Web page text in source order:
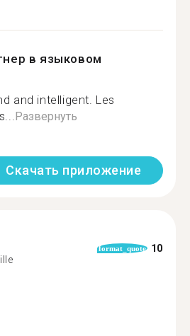
в языковом
and intelligent. Les
Развернуть
Скачать приложение
format_quote 10